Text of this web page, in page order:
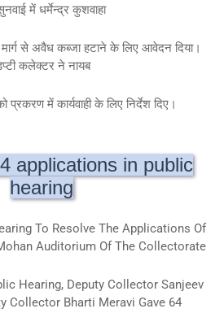
में धर्मेन्द्र कुशवाहा
मार्ग से अवैध कब्जा हटाने के लिए आवेदन दिया।
कलेक्टर ने नायब
प्रकरण में कार्यवाही के लिए निर्देश दिए।
applications in public
hearing
To Resolve The Applications Of
Auditorium Of The Collectorate
Hearing, Deputy Collector Sanjeev
Collector Bharti Meravi Gave 64